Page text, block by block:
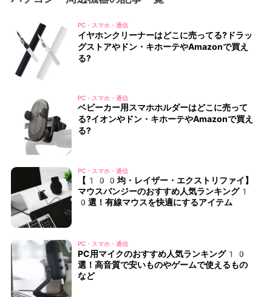
PC・スマホ・通信
イヤホンクリーナーはどこに売ってる?ドラッ
グストアやドン・キホーテやAmazonで買え
る?
PC・スマホ・通信
ベビーカー用スマホホルダーはどこに売って
る?イオンやドン・キホーテやAmazonで買え
る?
PC・スマホ・通信
【100均・レイザー・エクストリファイ】
マウスバンジーのおすすめ人気ランキング1
0選！有線マウスを快適にするアイテム
PC・スマホ・通信
PC用マイクのおすすめ人気ランキング10
選！高音質で安いものやゲームで使えるもの
など